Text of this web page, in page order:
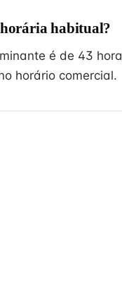
habitual?
é de 43
horário comercial.